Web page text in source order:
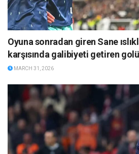
Oyuna sonradan giren Sane
karşısında galibiyeti getiren
MARCH 31, 2026